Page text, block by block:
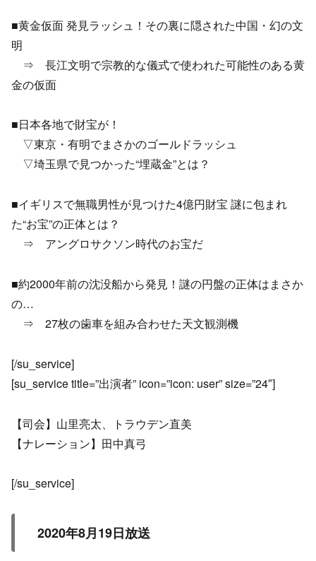
■黄金仮面 発見ラッシュ！その裏に隠された中国・幻の文
明
⇒ 長江文明で宗教的な儀式で使われた可能性のある黄
金の仮面
■日本各地で財宝が！
▽東京・有明でまさかのゴールドラッシュ
▽埼玉県で見つかった“埋蔵金”とは？
■イギリスで無職男性が見つけた4億円財宝 謎に包まれ
た“お宝”の正体とは？
⇒ アングロサクソン時代のお宝だ
■約2000年前の沈没船から発見！謎の円盤の正体はまさか
の…
⇒ 27枚の歯車を組み合わせた天文観測機
[/su_service]
[su_service title=”出演者” icon=”icon: user” size=”24″]
【司会】山里亮太、トラウデン直美
【ナレーション】田中真弓
[/su_service]
2020年8月19日放送